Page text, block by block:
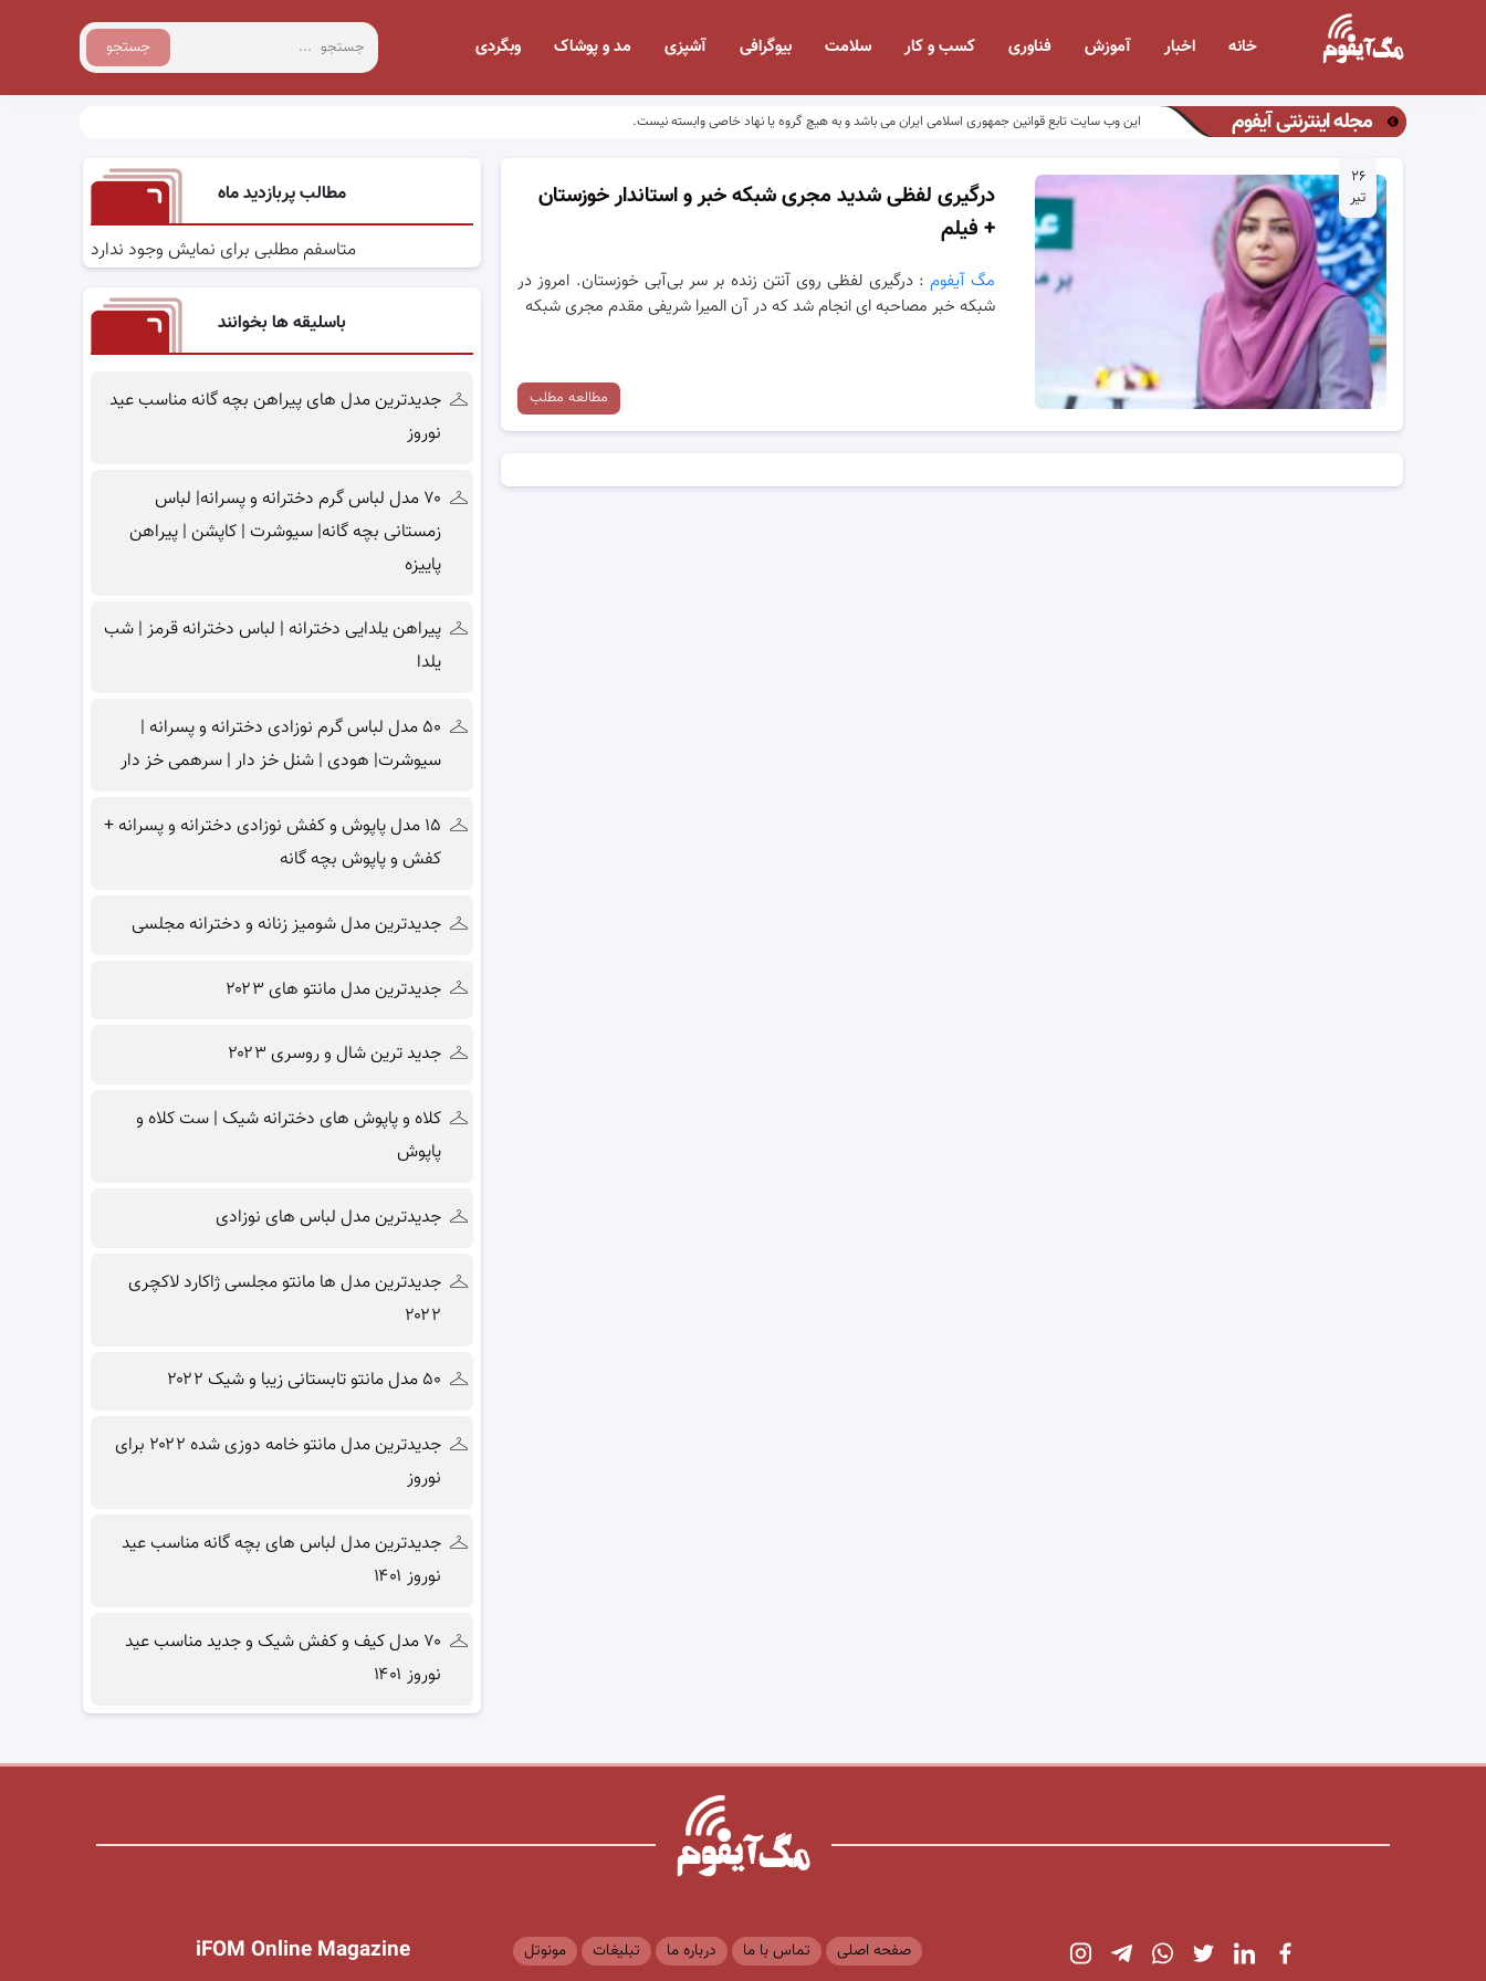
جستجو خانه اخبار آموزش فناوری کسب و کار سلامت بیوگرافی آشپزی مد و پوشاک وبگردی
مجله اینترنتی آیفوم این وب سایت تابع قوانین جمهوری اسلامی ایران می باشد و به هیچ گروه یا نهاد خاصی وابسته نیست.
۲۶
تیر
درگیری لفظی شدید مجری شبکه خبر و استاندار خوزستان
+ فیلم
مگ آیفوم: درگیری لفظی روی آنتن زنده بر سر بی‌آبی خوزستان. امروز در
شبکه خبر مصاحبه ای انجام شد که در آن المیرا شریفی مقدم مجری شبکه
مطالعه مطلب
مطالب پربازدید ماه
متاسفم مطلبی برای نمایش وجود ندارد
باسلیقه ها بخوانند
جدیدترین مدل های پیراهن بچه گانه مناسب عید
نوروز
۷۰ مدل لباس گرم دخترانه و پسرانه| لباس
زمستانی بچه گانه| سیوشرت | کاپشن | پیراهن
پاییزه
پیراهن یلدایی دخترانه | لباس دخترانه قرمز | شب
یلدا
۵۰ مدل لباس گرم نوزادی دخترانه و پسرانه |
سیوشرت| هودی | شنل خز دار | سرهمی خز دار
۱۵ مدل پاپوش و کفش نوزادی دخترانه و پسرانه +
کفش و پاپوش بچه گانه
جدیدترین مدل شومیز زنانه و دخترانه مجلسی
جدیدترین مدل مانتو های ۲۰۲۳
جدید ترین شال و روسری ۲۰۲۳
کلاه و پاپوش های دخترانه شیک | ست کلاه و
پاپوش
جدیدترین مدل لباس های نوزادی
جدیدترین مدل ها مانتو مجلسی ژاکارد لاکچری
۲۰۲۲
۵۰ مدل مانتو تابستانی زیبا و شیک ۲۰۲۲
جدیدترین مدل مانتو خامه دوزی شده ۲۰۲۲ برای
نوروز
جدیدترین مدل لباس های بچه گانه مناسب عید
نوروز ۱۴۰۱
۷۰ مدل کیف و کفش شیک و جدید مناسب عید
نوروز ۱۴۰۱
iFOM Online Magazine صفحه اصلی تماس با ما درباره ما تبلیغات مونوتل